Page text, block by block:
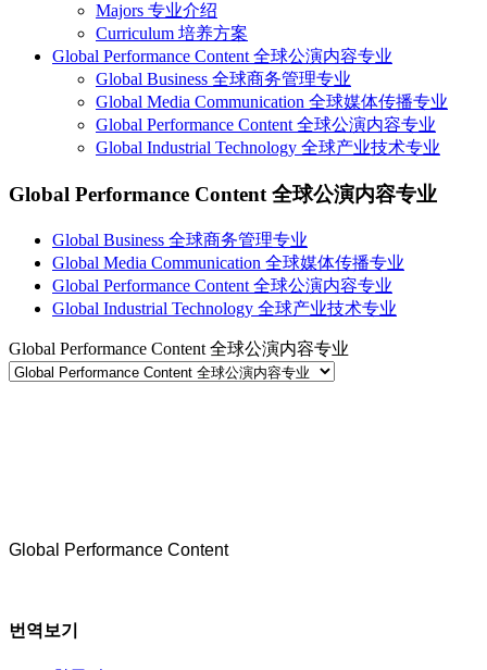
Majors 专业介绍
Curriculum 培养方案
Global Performance Content 全球公演内容专业
Global Business 全球商务管理专业
Global Media Communication 全球媒体传播专业
Global Performance Content 全球公演内容专业
Global Industrial Technology 全球产业技术专业
Global Performance Content 全球公演内容专业
Global Business 全球商务管理专业
Global Media Communication 全球媒体传播专业
Global Performance Content 全球公演内容专业
Global Industrial Technology 全球产业技术专业
Global Performance Content 全球公演内容专业
Global Performance Content
번역보기